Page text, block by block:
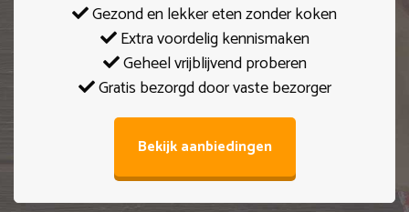
Gezond en lekker eten zonder koken
Extra voordelig kennismaken
Geheel vrijblijvend proberen
Gratis bezorgd door vaste bezorger
Bekijk aanbiedingen